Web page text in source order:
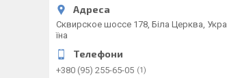
Сквирское шоссе 178, Біла Церква, Укра
їна
+380 (95) 255-65-05 1